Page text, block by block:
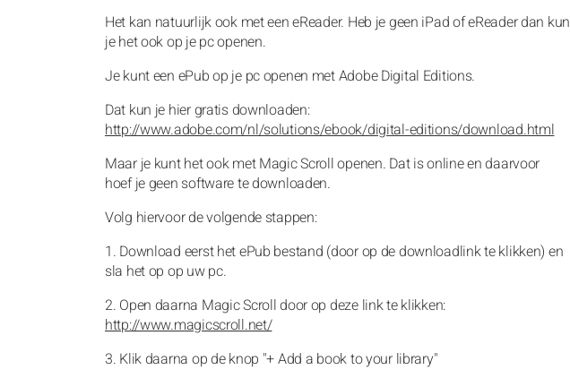
Het kan natuurlijk ook met een eReader. Heb je geen iPad of eReader dan kun
je het ook op je pc openen.
Je kunt een ePub op je pc openen met Adobe Digital Editions.
Dat kun je hier gratis downloaden:
http://www.adobe.com/nl/solutions/ebook/digital-editions/download.html
Maar je kunt het ook met Magic Scroll openen. Dat is online en daarvoor
hoef je geen software te downloaden.
Volg hiervoor de volgende stappen:
1. Download eerst het ePub bestand (door op de downloadlink te klikken) en
sla het op op uw pc.
2. Open daarna Magic Scroll door op deze link te klikken:
http://www.magicscroll.net/
3. Klik daarna op de knop "+ Add a book to your library"